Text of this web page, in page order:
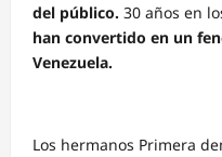
del público. 30 años en
han convertido en un
Venezuela.
Los hermanos Primera